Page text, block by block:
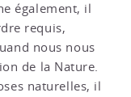
également, il
requis,
nous nous
de la Nature.
naturelles, il